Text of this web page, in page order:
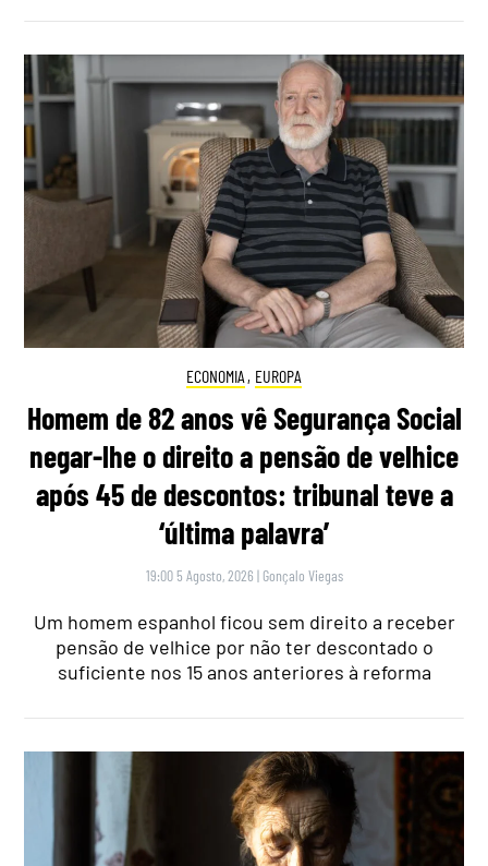
ECONOMIA , EUROPA
Homem de 82 anos vê Segurança Social
negar-lhe o direito a pensão de velhice
após 45 de descontos: tribunal teve a
‘última palavra’
19:00 5 Agosto, 2026 | Gonçalo Viegas
Um homem espanhol ficou sem direito a receber
pensão de velhice por não ter descontado o
suficiente nos 15 anos anteriores à reforma